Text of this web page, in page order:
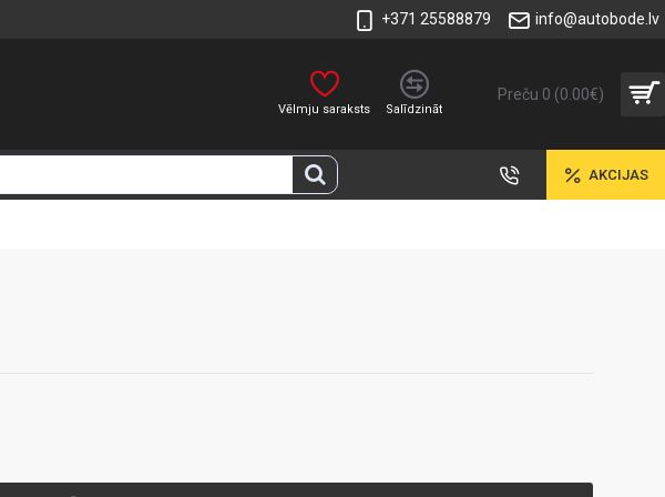
+371 25588879 info@autobode.lv
Vēlmju saraksts Salīdzināt
Preču 0 (0.00€)
AKCIJAS